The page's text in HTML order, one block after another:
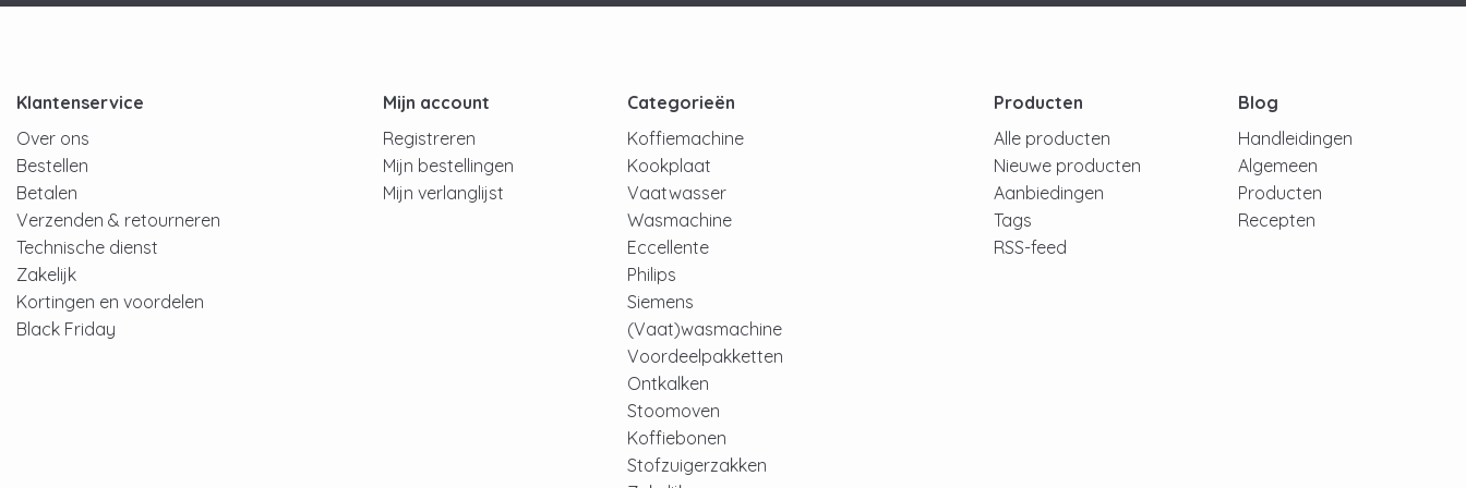
Klantenservice
Over ons
Bestellen
Betalen
Verzenden & retourneren
Technische dienst
Zakelijk
Kortingen en voordelen
Black Friday
Mijn account
Registreren
Mijn bestellingen
Mijn verlanglijst
Categorieën
Koffiemachine
Kookplaat
Vaatwasser
Wasmachine
Eccellente
Philips
Siemens
(Vaat)wasmachine
Voordeelpakketten
Ontkalken
Stoomoven
Koffiebonen
Stofzuigerzakken
Producten
Alle producten
Nieuwe producten
Aanbiedingen
Tags
RSS-feed
Blog
Handleidingen
Algemeen
Producten
Recepten